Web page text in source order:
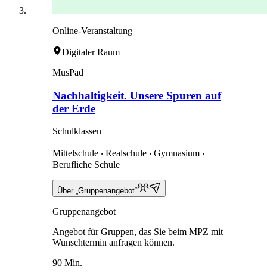
Online-Veranstaltung
Digitaler Raum
MusPad
Nachhaltigkeit. Unsere Spuren auf
der Erde
Schulklassen
Mittelschule ‧ Realschule ‧ Gymnasium ‧
Berufliche Schule
Über „Gruppenangebot“
Gruppenangebot
Angebot für Gruppen, das Sie beim MPZ mit
Wunschtermin anfragen können.
90 Min.